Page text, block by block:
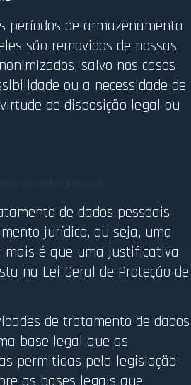
períodos de armazenamento
são removidos de nossas
salvo nos casos
ou a necessidade de
de disposição legal ou
de dados pessoais
jurídico, ou seja, uma
mais é que uma justificativa
na Lei Geral de Proteção de
de tratamento de dados
base legal que as
permitidas pela legislação.